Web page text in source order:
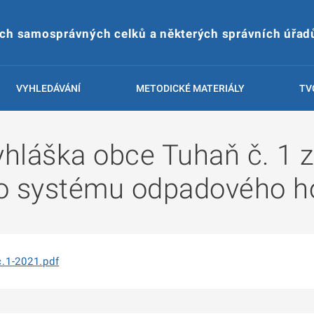
samosprávných celků a některých správních
VYHLEDÁVÁNÍ METODICKÉ MATERIÁLY
obce Tuhaň č. 1
systému odpadového
2021.pdf